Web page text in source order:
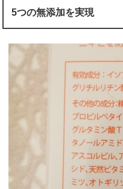
5つの無添加を実現